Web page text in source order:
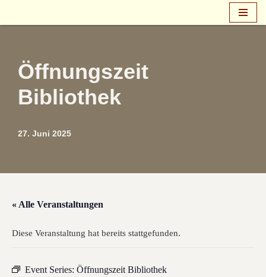
springen
Öffnungszeit
Bibliothek
27. Juni 2025
« Alle Veranstaltungen
Diese Veranstaltung hat bereits stattgefunden.
Event Series: Öffnungszeit Bibliothek